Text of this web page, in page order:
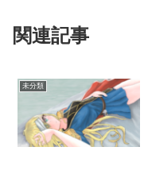
関連記事
未分類